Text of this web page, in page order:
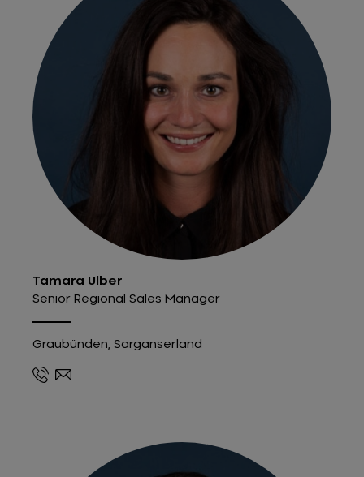
Tamara Ulber
Senior Regional Sales Manager
Graubünden, Sarganserland